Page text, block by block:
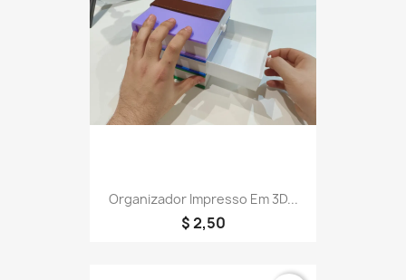
Organizador Impresso Em 3D...
$ 2,50